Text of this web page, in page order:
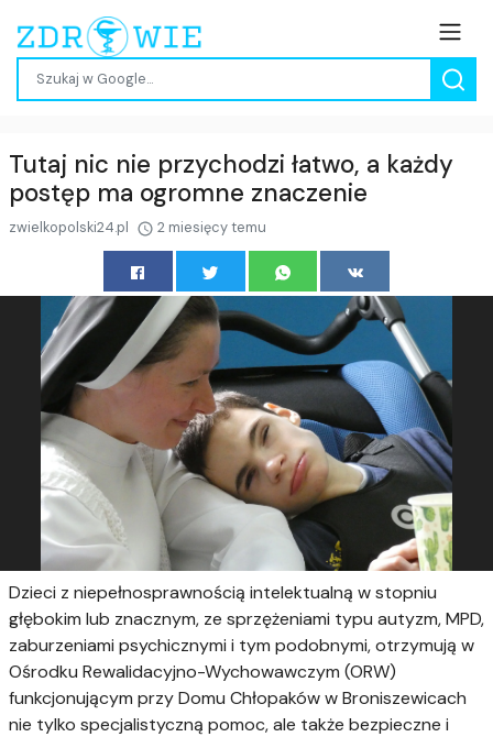
Tutaj nic nie przychodzi łatwo, a każdy
postęp ma ogromne znaczenie
zwielkopolski24.pl 2 miesięcy temu
Dzieci z niepełnosprawnością intelektualną w stopniu
głębokim lub znacznym, ze sprzężeniami typu autyzm, MPD,
zaburzeniami psychicznymi i tym podobnymi, otrzymują w
Ośrodku Rewalidacyjno-Wychowawczym (ORW)
funkcjonującym przy Domu Chłopaków w Broniszewicach
nie tylko specjalistyczną pomoc, ale także bezpieczne i